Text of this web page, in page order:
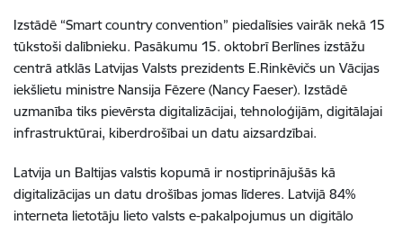
Izstādē “Smart country convention” piedalīsies vairāk nekā 15
tūkstoši dalībnieku. Pasākumu 15. oktobrī Berlīnes izstāžu
centrā atklās Latvijas Valsts prezidents E.Rinkēvičs un Vācijas
iekšlietu ministre Nansija Fēzere (Nancy Faeser). Izstādē
uzmanība tiks pievērsta digitalizācijai, tehnoloģijām, digitālajai
infrastruktūrai, kiberdrošībai un datu aizsardzībai.
Latvija un Baltijas valstis kopumā ir nostiprinājušās kā
digitalizācijas un datu drošības jomas līderes. Latvijā 84%
interneta lietotāju lieto valsts e-pakalpojumus un digitālo